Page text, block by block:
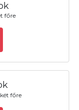
főre
főre